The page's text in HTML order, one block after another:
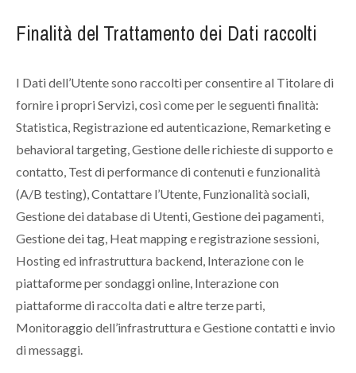
Finalità del Trattamento dei Dati raccolti
I Dati dell’Utente sono raccolti per consentire al Titolare di
fornire i propri Servizi, così come per le seguenti finalità:
Statistica, Registrazione ed autenticazione, Remarketing e
behavioral targeting, Gestione delle richieste di supporto e
contatto, Test di performance di contenuti e funzionalità
(A/B testing), Contattare l’Utente, Funzionalità sociali,
Gestione dei database di Utenti, Gestione dei pagamenti,
Gestione dei tag, Heat mapping e registrazione sessioni,
Hosting ed infrastruttura backend, Interazione con le
piattaforme per sondaggi online, Interazione con
piattaforme di raccolta dati e altre terze parti,
Monitoraggio dell’infrastruttura e Gestione contatti e invio
di messaggi.